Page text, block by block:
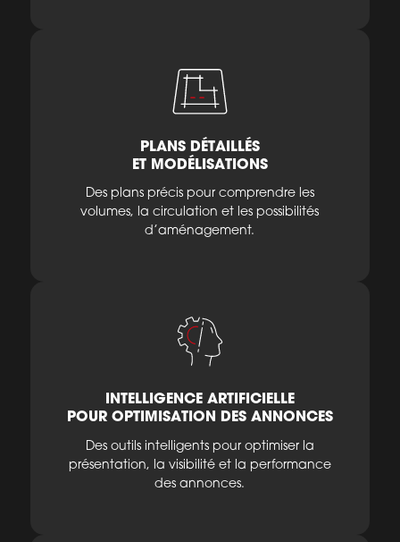
PLANS DÉTAILLÉS
ET MODÉLISATIONS
Des plans précis pour comprendre les
volumes, la circulation et les possibilités
d’aménagement.
INTELLIGENCE ARTIFICIELLE
POUR OPTIMISATION DES ANNONCES
Des outils intelligents pour optimiser la
présentation, la visibilité et la performance
des annonces.